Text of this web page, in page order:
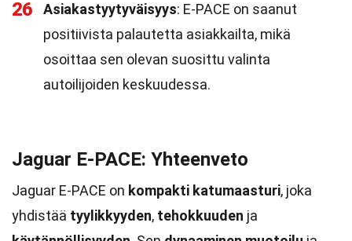
26 Asiakastyytyväisyys: E-PACE on saanut
positiivista palautetta asiakkailta, mikä
osoittaa sen olevan suosittu valinta
autoilijoiden keskuudessa.
Jaguar E-PACE: Yhteenveto
Jaguar E-PACE on kompakti katumaasturi, joka
yhdistää tyylikkyyden, tehokkuuden ja